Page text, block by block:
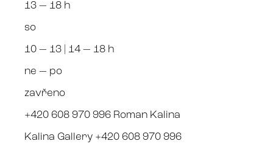
13 — 18 h
so
10 — 13 | 14 — 18 h
ne — po
zavřeno
+420 608 970 996 Roman Kalina
Kalina Gallery +420 608 970 996